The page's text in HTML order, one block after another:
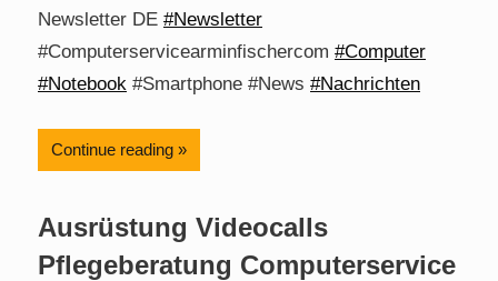
Newsletter DE #Newsletter
#Computerservicearminfischercom #Computer
#Notebook #Smartphone #News #Nachrichten
Continue reading
Ausrüstung Videocalls
Pflegeberatung Computerservice